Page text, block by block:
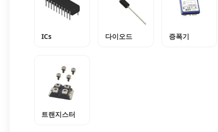
ICs 다이오드 증폭기
트랜지스터